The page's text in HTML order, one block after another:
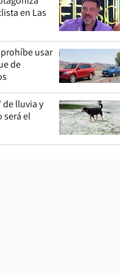
en Las
usar
de
lluvia y
será el